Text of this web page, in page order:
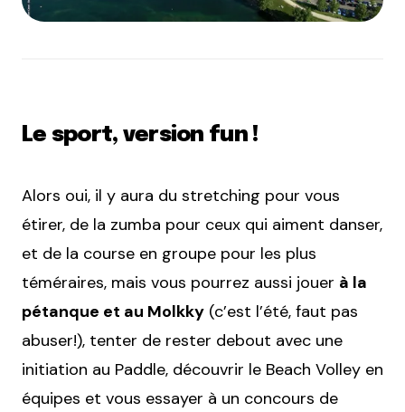
Le sport, version fun !
Alors oui, il y aura du stretching pour vous
étirer, de la zumba pour ceux qui aiment danser,
et de la course en groupe pour les plus
téméraires, mais vous pourrez aussi jouer à la
pétanque et au Molkky (c’est l’été, faut pas
abuser!), tenter de rester debout avec une
initiation au Paddle, découvrir le Beach Volley en
équipes et vous essayer à un concours de